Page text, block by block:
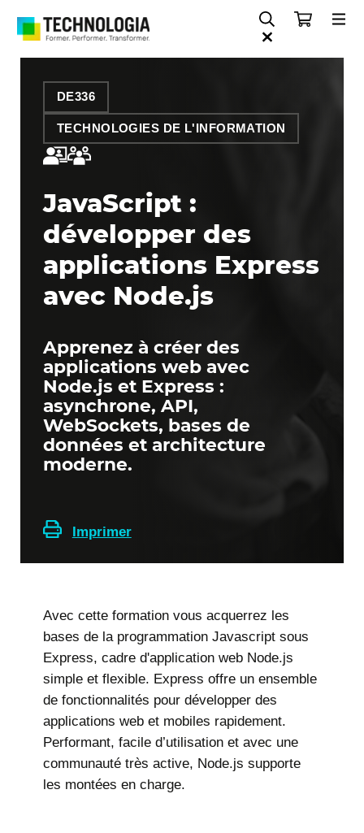
DE336
TECHNOLOGIES DE L'INFORMATION
JavaScript :
développer des
applications Express
avec Node.js
Apprenez à créer des
applications web avec
Node.js et Express :
asynchrone, API,
WebSockets, bases de
données et architecture
moderne.
Imprimer
Avec cette formation vous acquerrez les
bases de la programmation Javascript sous
Express, cadre d'application web Node.js
simple et flexible. Express offre un ensemble
de fonctionnalités pour développer des
applications web et mobiles rapidement.
Performant, facile d’utilisation et avec une
communauté très active, Node.js supporte
les montées en charge.